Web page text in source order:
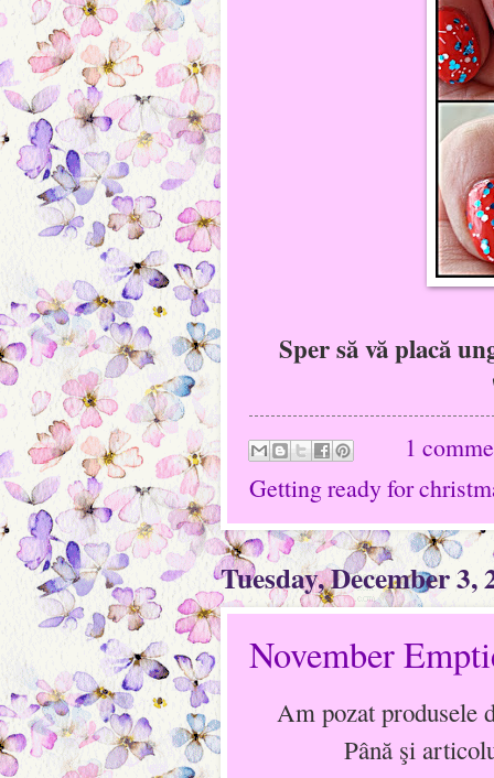
Sper să vă placă
1
Getting ready for
Tuesday, December 3,
November
Am pozat produsele
Până şi